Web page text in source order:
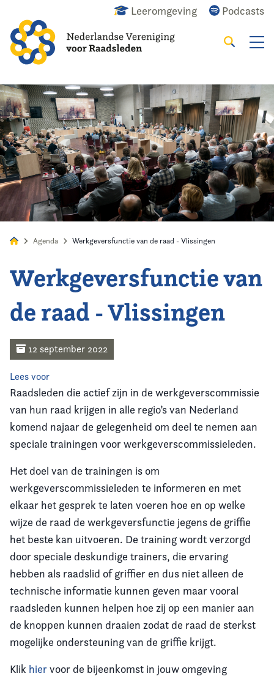
Leeromgeving Podcasts
Alles Nieuws Agenda Raadslid
Zoeken
Home
Agenda
Nieuws
Opleiding & Ontwikkeling
Kennis & Informatie
Vereniging
Contact
Agenda Werkgeversfunctie van de raad - Vlissingen
Werkgeversfunctie van
de raad - Vlissingen
12 september 2022
Lees voor
Raadsleden die actief zijn in de werkgeverscommissie
van hun raad krijgen in alle regio’s van Nederland
komend najaar de gelegenheid om deel te nemen aan
speciale trainingen voor werkgeverscommissieleden.
Het doel van de trainingen is om
werkgeverscommissieleden te informeren en met
elkaar het gesprek te laten voeren hoe en op welke
wijze de raad de werkgeversfunctie jegens de griffie
het beste kan uitvoeren. De training wordt verzorgd
door speciale deskundige trainers, die ervaring
hebben als raadslid of griffier en dus niet alleen de
technische informatie kunnen geven maar vooral
raadsleden kunnen helpen hoe zij op een manier aan
de knoppen kunnen draaien zodat de raad de sterkst
mogelijke ondersteuning van de griffie krijgt.
Klik hiervoor de bijeenkomst in jouw omgeving